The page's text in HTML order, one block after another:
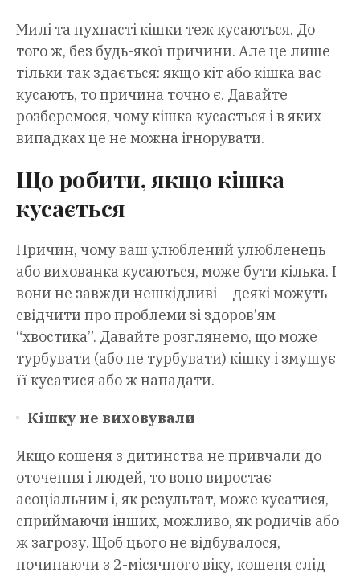
Милі та пухнасті кішки теж кусаються. До
того ж, без будь-якої причини. Але це лише
тільки так здається: якщо кіт або кішка вас
кусають, то причина точно є. Давайте
розберемося, чому кішка кусається і в яких
випадках це не можна ігнорувати.
Що робити, якщо кішка
кусається
Причин, чому ваш улюблений улюбленець
або вихованка кусаються, може бути кілька. І
вони не завжди нешкідливі – деякі можуть
свідчити про проблеми зі здоров’ям
“хвостика”. Давайте розглянемо, що може
турбувати (або не турбувати) кішку і змушує
її кусатися або ж нападати.
Кішку не виховували
Якщо кошеня з дитинства не привчали до
оточення і людей, то воно виростає
асоціальним і, як результат, може кусатися,
сприймаючи інших, можливо, як родичів або
ж загрозу. Щоб цього не відбувалося,
починаючи з 2-місячного віку, кошеня слід